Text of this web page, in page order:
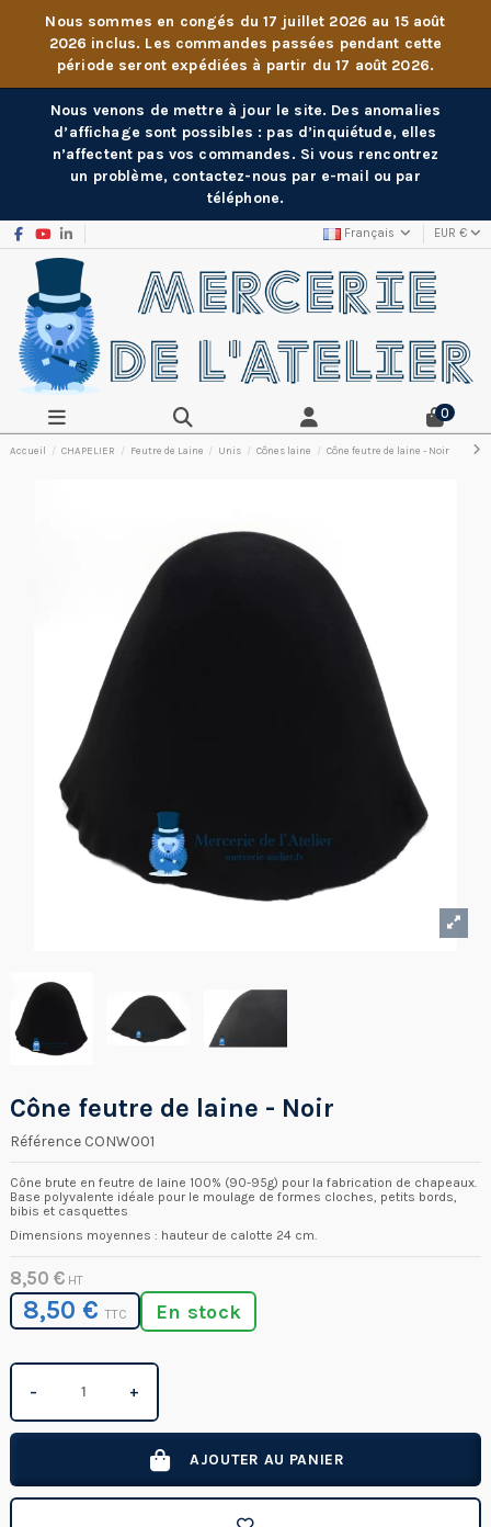
Nous sommes en congés du 17 juillet 2026 au 15 août
2026 inclus. Les commandes passées pendant cette
période seront expédiées à partir du 17 août 2026.
Nous venons de mettre à jour le site. Des anomalies
d’affichage sont possibles : pas d’inquiétude, elles
n’affectent pas vos commandes. Si vous rencontrez
un problème, contactez-nous par e-mail ou par
téléphone.
Français EUR €
0
Accueil CHAPELIER Feutre de Laine Unis Cônes laine Cône feutre de laine - Noir
Cône feutre de laine - Noir
Référence CONW001
Cône brute en feutre de laine 100% (90-95g) pour la fabrication de chapeaux.
Base polyvalente idéale pour le moulage de formes cloches, petits bords,
bibis et casquettes
Dimensions moyennes : hauteur de calotte 24 cm.
En stock
8,50 € HT
8,50 €TTC
− +
AJOUTER AU PANIER